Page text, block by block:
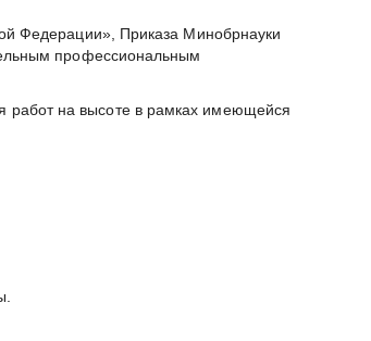
Федерации», Приказа Минобрнауки
профессиональным
работ на высоте в рамках имеющейся